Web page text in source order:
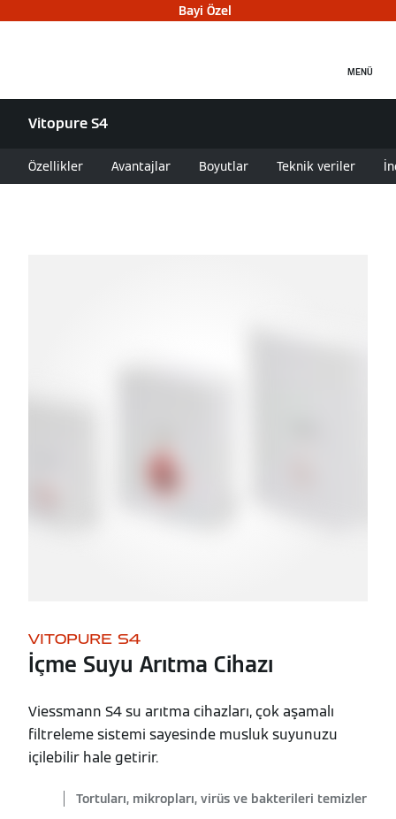
Bayi Özel
MENÜ
Vitopure S4
Özellikler Avantajlar Boyutlar Teknik veriler
VITOPURE S4
İçme Suyu Arıtma Cihazı
Viessmann S4 su arıtma cihazları, çok aşamalı
filtreleme sistemi sayesinde musluk suyunuzu
içilebilir hale getirir.
Tortuları, mikropları, virüs ve bakterileri temizler